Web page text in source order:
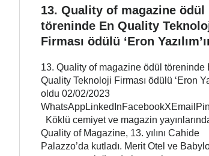
13. Quality of magazine ödül
töreninde En Quality
Firması ödülü ‘Eron
13. Quality of magazine ödül töreninde
Quality Teknoloji Firması ödülü ‘Eron
oldu 02/02/2023
Köklü cemiyet ve magazin
Quality of Magazine, 13. yılını Cahide
Palazzo’da kutladı. Merit Otel ve